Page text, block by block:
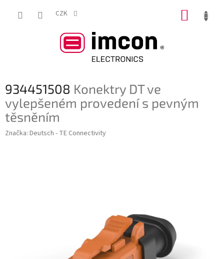
CZK
934451508 Konektry DT ve
vylepšeném provedení s pevným
těsněním
Značka: Deutsch - TE Connectivity